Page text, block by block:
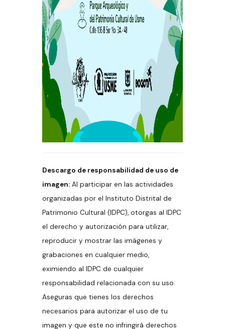
Descargo de responsabilidad de uso de
imagen: Al participar en las actividades
organizadas por el Instituto Distrital de
Patrimonio Cultural (IDPC), otorgas al IDPC
el derecho y autorización para utilizar,
reproducir y mostrar las imágenes y
grabaciones en cualquier medio,
eximiendo al IDPC de cualquier
responsabilidad relacionada con su uso.
Aseguras que tienes los derechos
necesarios para autorizar el uso de tu
imagen y que este no infringirá derechos